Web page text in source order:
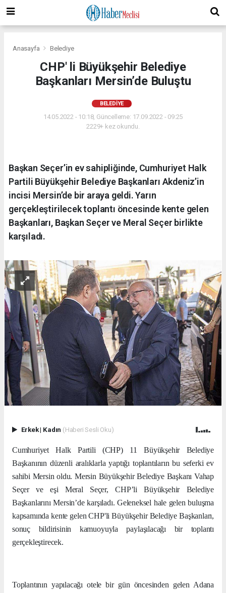
Anasayfa Belediye
CHP' li Büyükşehir Belediye
Başkanları Mersin’de Buluştu
BELEDIYE
14.05.2022 - 10:18, Güncelleme: 17.09.2022 - 09:25
2229+ kez okundu.
Başkan Seçer’in ev sahipliğinde, Cumhuriyet Halk
Partili Büyükşehir Belediye Başkanları Akdeniz’in
incisi Mersin’de bir araya geldi. Yarın
gerçekleştirilecek toplantı öncesinde kente gelen
Başkanları, Başkan Seçer ve Meral Seçer birlikte
karşıladı.
Erkek| Kadın (Haberi Sesli Oku)
Cumhuriyet Halk Partili (CHP) 11 Büyükşehir Belediye
Başkanının düzenli aralıklarla yaptığı toplantıların bu seferki ev
sahibi Mersin oldu. Mersin Büyükşehir Belediye Başkanı Vahap
Seçer ve eşi Meral Seçer, CHP’li Büyükşehir Belediye
Başkanlarını Mersin’de karşıladı. Geleneksel hale gelen buluşma
kapsamında kente gelen CHP'li Büyükşehir Belediye Başkanları,
sonuç bildirisinin kamuoyuyla paylaşılacağı bir toplantı
gerçekleştirecek.
Toplantının yapılacağı otele bir gün öncesinden gelen Adana